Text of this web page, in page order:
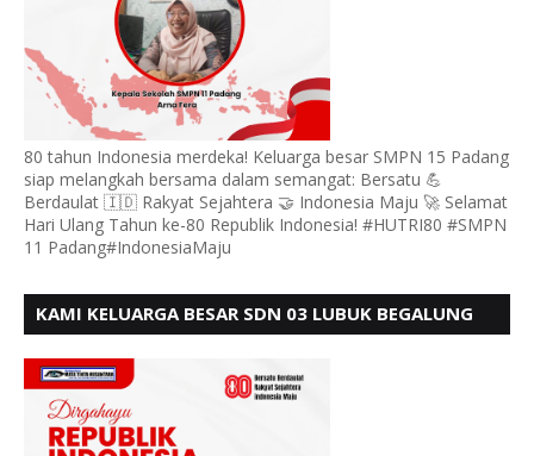
80 tahun Indonesia merdeka! Keluarga besar SMPN 15 Padang
siap melangkah bersama dalam semangat: Bersatu 💪
Berdaulat 🇮🇩 Rakyat Sejahtera 🤝 Indonesia Maju 🚀 Selamat
Hari Ulang Tahun ke-80 Republik Indonesia! #HUTRI80 #SMPN
11 Padang#IndonesiaMaju
KAMI KELUARGA BESAR SDN 03 LUBUK BEGALUNG